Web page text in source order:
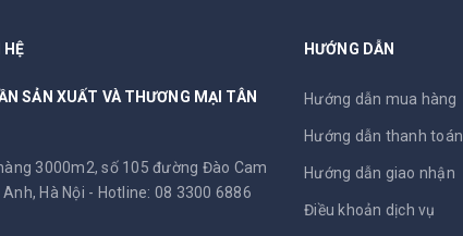
HỆ
SẢN XUẤT VÀ THƯƠNG MẠI TÂN
3000m2, số 105 đường Đào Cam
Hà Nội - Hotline: 08 3300 6886
HƯỚNG DẪN
Hướng dẫn mua hàng
Hướng dẫn thanh toán
Hướng dẫn giao nhận
Điều khoản dịch vụ